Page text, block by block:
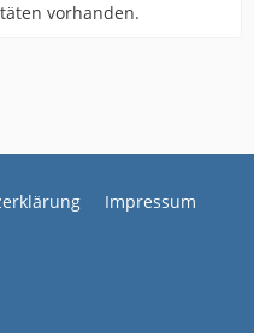
vorhanden.
Impressum